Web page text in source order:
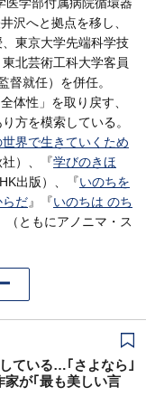
沢へと拠点を移し、
東京大学先端科学技
北芸術工科大学客員
督就任）を併任。
体性」を取り戻す、
方を模索している。
界で生きていくため
社）、『学びのきほ
出版）、『いのちを
だ』『いのちは のち
（ともにアノニマ・ス
ている…｢さよなら｣
家が｢最も美しい言